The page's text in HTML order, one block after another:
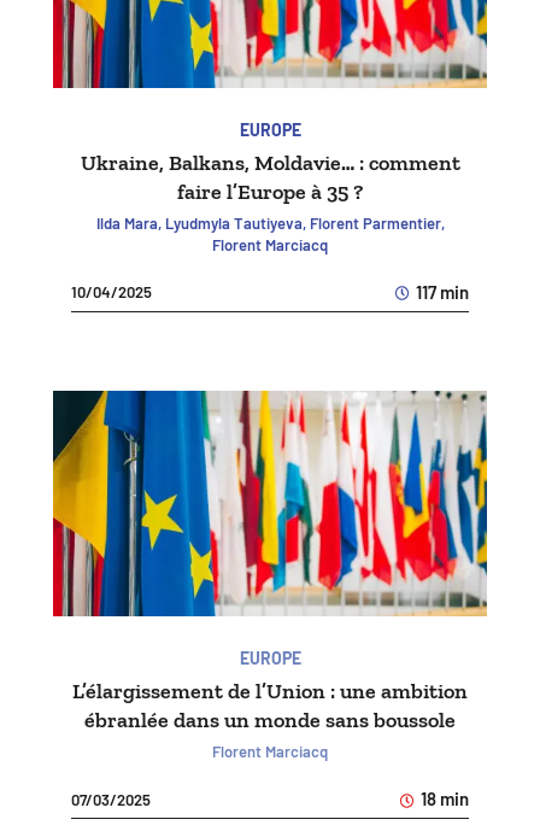
EUROPE
Ukraine, Balkans, Moldavie… : comment
faire l’Europe à 35 ?
Ilda Mara, Lyudmyla Tautiyeva, Florent Parmentier,
Florent Marciacq
10/04/2025 117 min
EUROPE
L’élargissement de l’Union : une ambition
ébranlée dans un monde sans boussole
Florent Marciacq
07/03/2025 18 min